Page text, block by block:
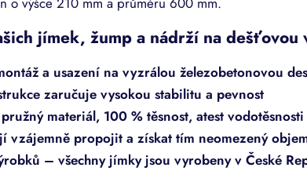
jímek, žump a nádrží na dešťovou
a usazení na vyzrálou železobetonovou
zaručuje vysokou stabilitu a pevnost
materiál, 100 % těsnost, atest vodotěsnosti
vzájemně propojit a získat tím neomezený
– všechny jímky jsou vyrobeny v České